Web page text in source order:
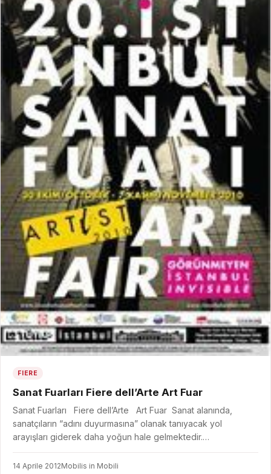
FIERE
Sanat Fuarları Fiere dell’Arte Art Fuar
Sanat Fuarları Fiere dell’Arte Art Fuar Sanat alanında,
sanatçıların “adını duyurmasına” olanak tanıyacak yol
arayışları giderek daha yoğun hale gelmektedir.…
14 Aprile 2012Mobilis in Mobili